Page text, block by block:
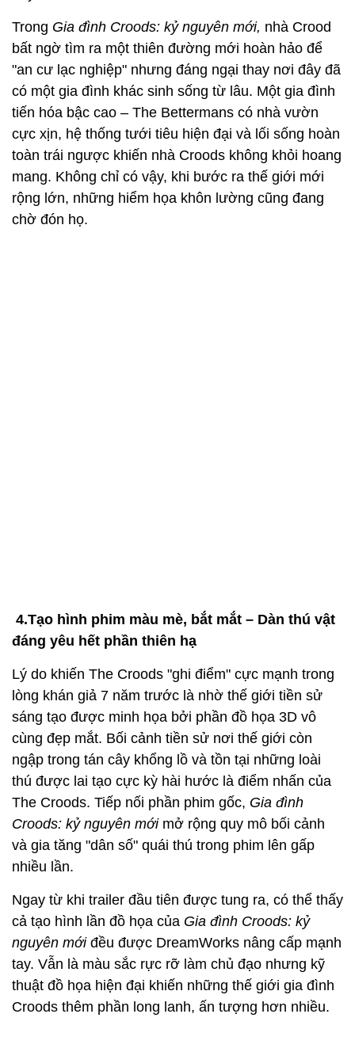
Trong Gia đình Croods: kỷ nguyên mới, nhà Crood
bất ngờ tìm ra một thiên đường mới hoàn hảo để
"an cư lạc nghiệp" nhưng đáng ngại thay nơi đây đã
có một gia đình khác sinh sống từ lâu. Một gia đình
tiến hóa bậc cao – The Bettermans có nhà vườn
cực xịn, hệ thống tưới tiêu hiện đại và lối sống hoàn
toàn trái ngược khiến nhà Croods không khỏi hoang
mang. Không chỉ có vậy, khi bước ra thế giới mới
rộng lớn, những hiểm họa khôn lường cũng đang
chờ đón họ.
4.Tạo hình phim màu mè, bắt mắt – Dàn thú vật
đáng yêu hết phần thiên hạ
Lý do khiến The Croods "ghi điểm" cực mạnh trong
lòng khán giả 7 năm trước là nhờ thế giới tiền sử
sáng tạo được minh họa bởi phần đồ họa 3D vô
cùng đẹp mắt. Bối cảnh tiền sử nơi thế giới còn
ngập trong tán cây khổng lồ và tồn tại những loài
thú được lai tạo cực kỳ hài hước là điểm nhấn của
The Croods. Tiếp nối phần phim gốc, Gia đình
Croods: kỷ nguyên mớimở rộng quy mô bối cảnh
và gia tăng "dân số" quái thú trong phim lên gấp
nhiều lần.
Ngay từ khi trailer đầu tiên được tung ra, có thể thấy
cả tạo hình lần đồ họa của Gia đình Croods: kỷ
nguyên mới đều được DreamWorks nâng cấp mạnh
tay. Vẫn là màu sắc rực rỡ làm chủ đạo nhưng kỹ
thuật đồ họa hiện đại khiến những thế giới gia đình
Croods thêm phần long lanh, ấn tượng hơn nhiều.